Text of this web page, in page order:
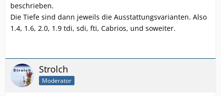
beschrieben.
Die Tiefe sind dann jeweils die Ausstattungsvarianten. Also
1.4, 1.6, 2.0, 1.9 tdi, sdi, fti, Cabrios, und soweiter.
Strolch
Moderator